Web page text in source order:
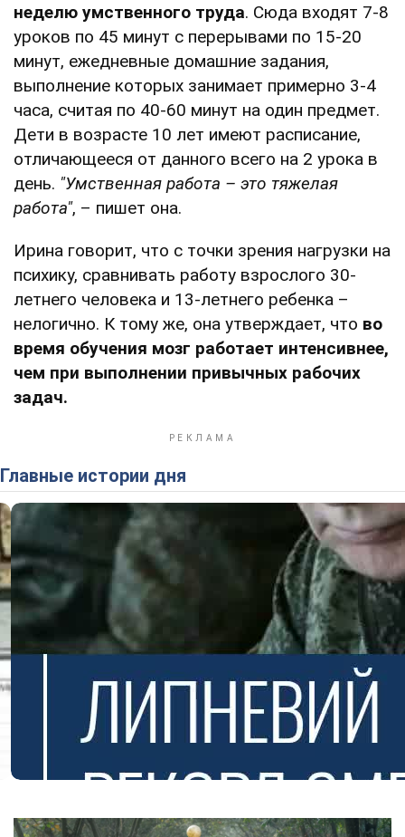
неделю умственного труда. Сюда входят 7-8
уроков по 45 минут с перерывами по 15-20
минут, ежедневные домашние задания,
выполнение которых занимает примерно 3-4
часа, считая по 40-60 минут на один предмет.
Дети в возрасте 10 лет имеют расписание,
отличающееся от данного всего на 2 урока в
день. "Умственная работа – это тяжелая
работа", – пишет она.
Ирина говорит, что с точки зрения нагрузки на
психику, сравнивать работу взрослого 30-
летнего человека и 13-летнего ребенка –
нелогично. К тому же, она утверждает, что во
время обучения мозг работает интенсивнее,
чем при выполнении привычных рабочих
задач.
Главные истории дня